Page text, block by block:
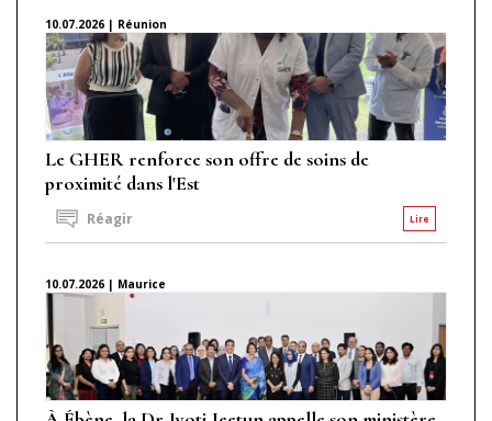
10.07.2026 | Réunion
Le GHER renforce son offre de soins de
proximité dans l'Est
Lire
Réagir
10.07.2026 | Maurice